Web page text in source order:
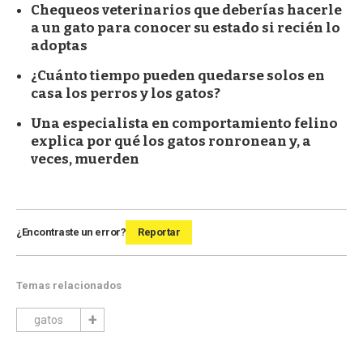
Chequeos veterinarios que deberías hacerle
a un gato para conocer su estado si recién lo
adoptas
¿Cuánto tiempo pueden quedarse solos en
casa los perros y los gatos?
Una especialista en comportamiento felino
explica por qué los gatos ronronean y, a
veces, muerden
¿Encontraste un error? Reportar
Temas relacionados
gatos